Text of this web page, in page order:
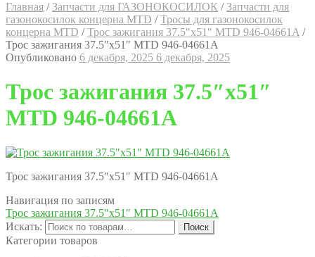
Главная / Запчасти для ГАЗОНОКОСИЛОК / Запчасти для
газонокосилок концерна MTD /Тросы для газонокосилок
концерна MTD /Трос зажигания 37.5″х51″ MTD 946-04661A /
Трос зажигания 37.5″х51″ MTD 946-04661A
Опубликовано 6 декабря, 2025 6 декабря, 2025
Трос зажигания 37.5″х51″
MTD 946-04661A
Трос зажигания 37.5″х51″ MTD 946-04661A
Навигация по записям
Трос зажигания 37.5″х51″ MTD 946-04661A
Искать:
Поиск
Категории товаров